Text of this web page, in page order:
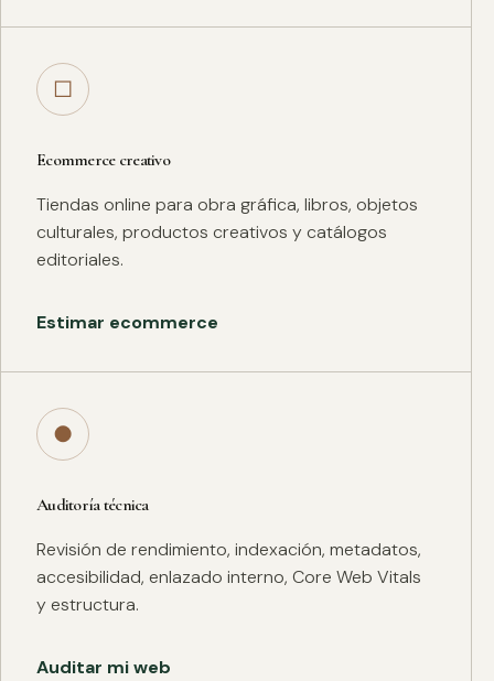
□
Ecommerce creativo
Tiendas online para obra gráfica, libros, objetos
culturales, productos creativos y catálogos
editoriales.
Estimar ecommerce
●
Auditoría técnica
Revisión de rendimiento, indexación, metadatos,
accesibilidad, enlazado interno, Core Web Vitals
y estructura.
Auditar mi web